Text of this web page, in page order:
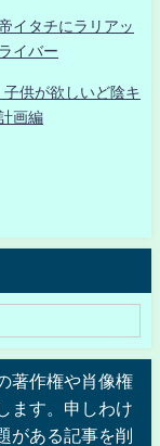
イタチにラリアッ
イバー
供が欲しいど陰キ
画編
著作権や肖像権
ます。申しわけ
がある記事を削